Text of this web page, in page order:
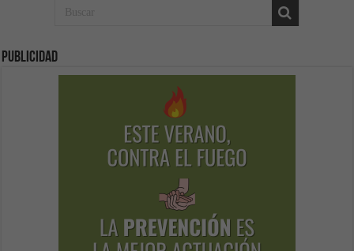
Publicidad